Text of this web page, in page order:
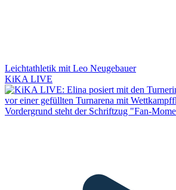
Leichtathletik mit Leo Neugebauer
KiKA LIVE